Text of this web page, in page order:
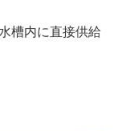
槽内に直接供給